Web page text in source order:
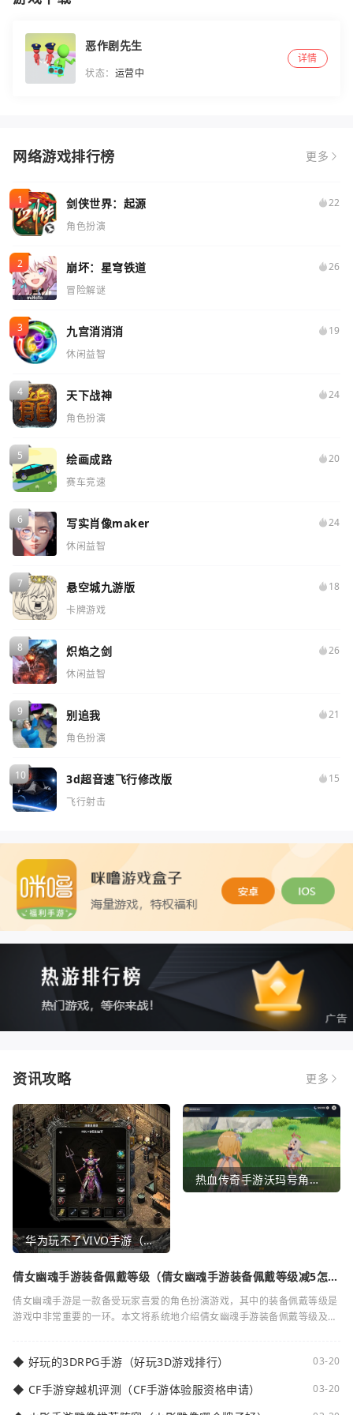
恶作剧先生
状态： 运营中
详情
网络游戏排行榜 更多
剑侠世界：起源
22
角色扮演
崩坏：星穹铁道
26
冒险解谜
九宫消消消
19
休闲益智
天下战神
24
角色扮演
绘画成路
20
赛车竞速
写实肖像maker
24
休闲益智
悬空城九游版
18
卡牌游戏
炽焰之剑
26
休闲益智
别追我
21
角色扮演
3d超音速飞行修改版
15
飞行射击
资讯攻略 更多
华为玩不了VIVO手游（华为玩不了VIVO手游怎么办）
热血传奇手游沃玛号角（热血传奇沃玛装备隐藏属性）
倩女幽魂手游装备佩戴等级（倩女幽魂手游装备佩戴等级减5怎么
倩女幽魂手游是一款备受玩家喜爱的角色扮演游戏，其中的装备佩戴等级是
游戏中非常重要的一环。本文将系统地介绍倩女幽魂手游装备佩戴等级及其
◆ 好玩的3DRPG手游（好玩3D游戏排行） 03-20
◆ CF手游穿越机评测（CF手游体验服资格申请） 03-20